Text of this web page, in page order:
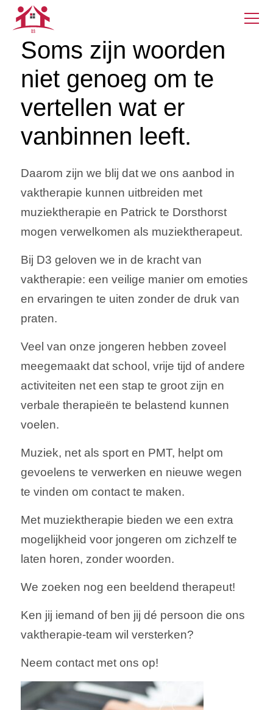
Soms zijn woorden
niet genoeg om te
vertellen wat er
vanbinnen leeft.
Daarom zijn we blij dat we ons aanbod in
vaktherapie kunnen uitbreiden met
muziektherapie en Patrick te Dorsthorst
mogen verwelkomen als muziektherapeut.
Bij D3 geloven we in de kracht van
vaktherapie: een veilige manier om emoties
en ervaringen te uiten zonder de druk van
praten.
Veel van onze jongeren hebben zoveel
meegemaakt dat school, vrije tijd of andere
activiteiten net een stap te groot zijn en
verbale therapieën te belastend kunnen
voelen.
Muziek, net als sport en PMT, helpt om
gevoelens te verwerken en nieuwe wegen
te vinden om contact te maken.
Met muziektherapie bieden we een extra
mogelijkheid voor jongeren om zichzelf te
laten horen, zonder woorden.
We zoeken nog een beeldend therapeut!
Ken jij iemand of ben jij dé persoon die ons
vaktherapie-team wil versterken?
Neem contact met ons op!